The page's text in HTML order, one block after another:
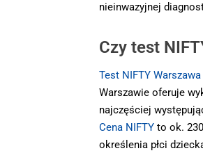
nieinwazyjnej
Czy test
Test NIFTY Warszawa
Warszawie oferuje
najczęściej
Cena NIFTY to ok.
określenia płci